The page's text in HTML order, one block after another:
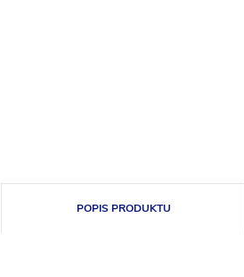
POPIS PRODUKTU